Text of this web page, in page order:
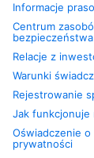
Informacje
Centrum
bezpieczeństwa
Relacje z
Warunki
Rejestrowanie
Jak funkcjonuje
Oświadczenie o
prywatności